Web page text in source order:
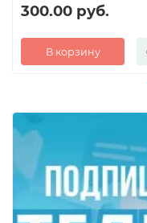
300.00 руб.
В корзину